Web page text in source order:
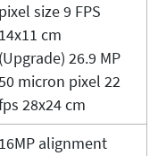
pixel size 9 FPS
14x11 cm
(Upgrade) 26.9 MP
micron pixel 22
28x24 cm
16MP alignment